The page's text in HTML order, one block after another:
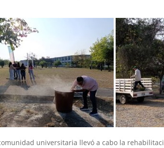
universitaria llevó a cabo la